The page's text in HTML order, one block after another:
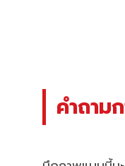
คำถาม